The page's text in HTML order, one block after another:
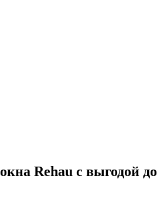
Rehau с выгодой до